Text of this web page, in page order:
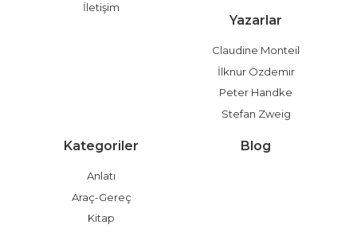
İletişim
Yazarlar
Claudine Monteil
İlknur Özdemir
Peter Handke
Stefan Zweig
Kategoriler
Anlatı
Araç-Gereç
Kitap
Blog